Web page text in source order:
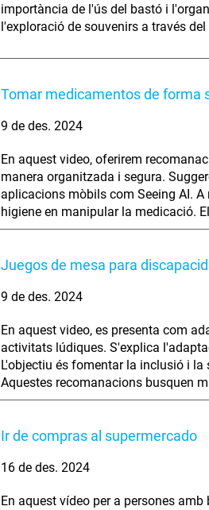
importància de l'ús del bastó i
l'exploració de souvenirs a través del
Tomar medicamentos de forma
9 de des. 2024
En aquest video, oferirem
manera organitzada i segura.
aplicacions mòbils com Seeing AI.
higiene en manipular la medicació.
Juegos de mesa para
9 de des. 2024
En aquest video, es presenta com
activitats lúdiques. S'explica
L'objectiu és fomentar la inclusió i
Aquestes recomanacions busquen
Ir de compras al supermercado
16 de des. 2024
En aquest vídeo per a persones